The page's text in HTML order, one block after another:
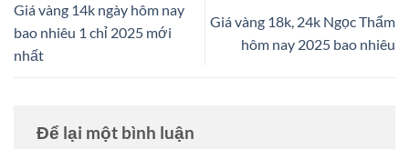
Giá vàng 14k ngày hôm nay
bao nhiêu 1 chỉ 2025 mới
nhất
Giá vàng 18k, 24k Ngọc Thẩm
hôm nay 2025 bao nhiêu
Để lại một bình luận